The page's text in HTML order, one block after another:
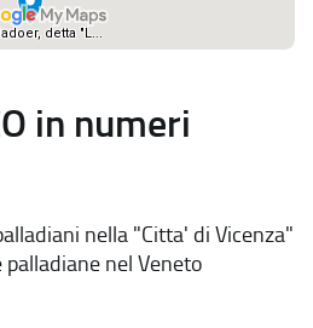
in numeri
nella "Citta' di Vicenza"
palladiane nel Veneto